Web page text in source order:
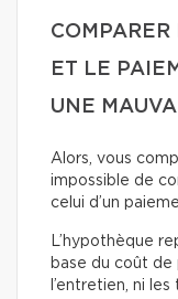
COMPARER
ET LE
UNE
Alors, vous
impossible de
celui d’un
L’hypothèque
base du coût de
l’entretien, ni